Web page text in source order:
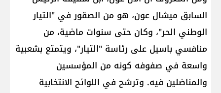
السابق ميشال عون، هو من الصقور في "التيار
الوطني الحر"، وكان حتى سنوات ماضية، من
منافسي باسيل على رئاسة "التيار"، ويتمتع بشعبية
واسعة في صفوفه كونه من المؤسسين
والمناضلين فيه. وترشح في اللوائح الانتخابية